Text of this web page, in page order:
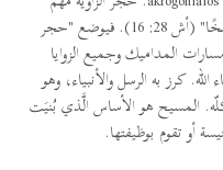
جدًّا، لأنَّه الحجر الَّذي يجعل "أساس البناء راسخًا" (أش 28: 16). فيوضع "حجر
المداميك وجميع الزوايا
كرز به الرسل والأنبياء، وهو
المسيح هو الأساس الَّذي بُنيَت
أو تقوم بوظيفتها.